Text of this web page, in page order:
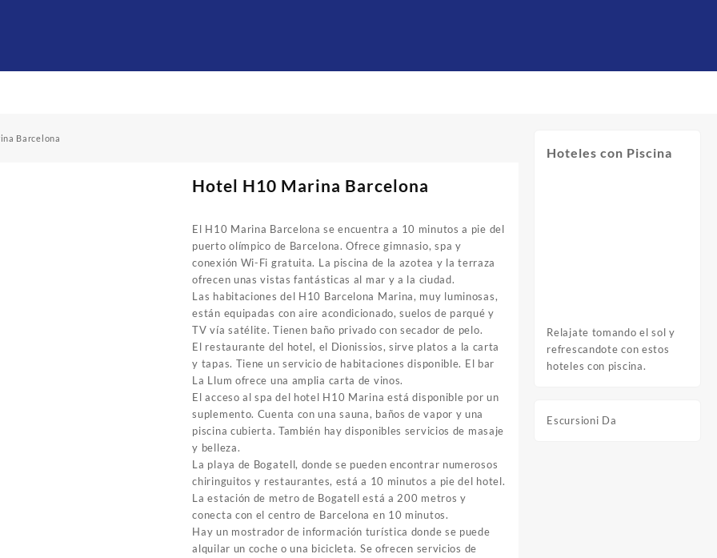
Barcelona
Hotel H10 Marina Barcelona
El H10 Marina Barcelona se encuentra a 10 minutos a pie del
puerto olímpico de Barcelona. Ofrece gimnasio, spa y
conexión Wi-Fi gratuita. La piscina de la azotea y la terraza
ofrecen unas vistas fantásticas al mar y a la ciudad.
Las habitaciones del H10 Barcelona Marina, muy luminosas,
están equipadas con aire acondicionado, suelos de parqué y
TV vía satélite. Tienen baño privado con secador de pelo.
El restaurante del hotel, el Dionissios, sirve platos a la carta
y tapas. Tiene un servicio de habitaciones disponible. El bar
La Llum ofrece una amplia carta de vinos.
El acceso al spa del hotel H10 Marina está disponible por un
suplemento. Cuenta con una sauna, baños de vapor y una
piscina cubierta. También hay disponibles servicios de masaje
y belleza.
La playa de Bogatell, donde se pueden encontrar numerosos
chiringuitos y restaurantes, está a 10 minutos a pie del hotel.
La estación de metro de Bogatell está a 200 metros y
conecta con el centro de Barcelona en 10 minutos.
Hay un mostrador de información turística donde se puede
alquilar un coche o una bicicleta. Se ofrecen servicios de
Hoteles con Piscina
Relajate tomando el sol y
refrescandote con estos
hoteles con piscina.
Escursioni Da